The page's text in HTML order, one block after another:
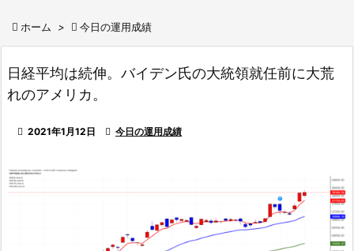
 ホーム >  今日の運用成績
日経平均は続伸。バイデン氏の大統領就任前に大荒
れのアメリカ。
 2021年1月12日  今日の運用成績